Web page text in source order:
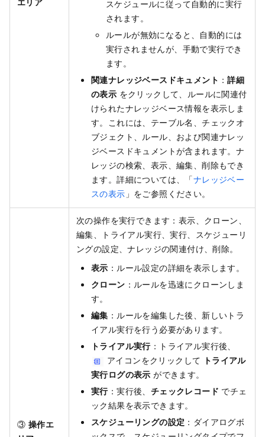
スケジュールに従って自動的に実行
されます。
ルールが無効になると、自動的には
実行されませんが、手動で実行でき
ます。
関連ナレッジベースドキュメント ：詳細
の表示 をクリックして、ルールに関連付
けられたナレッジベース情報を表示しま
す。これには、テーブル名、チェックオ
ブジェクト、ルール、および関連ナレッ
ジベースドキュメントが含まれます。ナ
レッジの検索、表示、編集、削除もでき
ます。詳細については、「ナレッジベー
スの表示 」をご参照ください。
③ 操作エ
次の操作を実行できます：表示、クローン、
編集、トライアル実行、実行、スケジューリ
ングの設定、ナレッジの関連付け、削除。
表示 ：ルール設定の詳細を表示します。
クローン ：ルールを迅速にクローンしま
す。
編集 ：ルールを編集した後、新しいトラ
イアル実行を行う必要があります。
トライアル実行：トライアル実行後、
アイコンをクリックして トライアル
実行ログの表示 ができます。
実行：実行後、 チェックレコード でチェ
ック結果を表示できます。
スケジューリングの設定 ：ダイアログボ